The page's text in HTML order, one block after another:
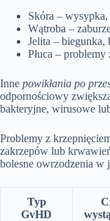
Skóra –
Wątroba –
Jelita – biegunka,
Płuca –
Inne powikłania po
odpornościowy
bakteryjne, wirusowe
Problemy z
zakrzepów lub
bolesne owrzodzenia w
Typ
GvHD